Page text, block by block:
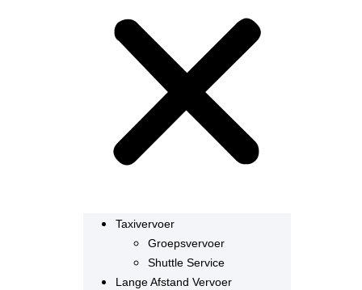
Taxivervoer
Groepsvervoer
Shuttle Service
Lange Afstand Vervoer